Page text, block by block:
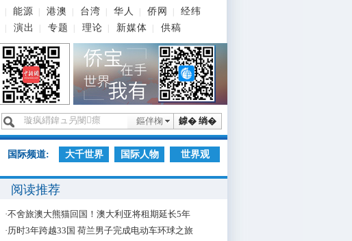
能源 港澳 台湾 华人 侨网
经纬
演出 专题 理论 新媒体 供稿
鎼� 绱�
鏂伴椈
国际频道: 大千世界 国际人物 世界观
阅读推荐
·不舍旅澳大熊猫回国！澳大利亚将租期延长5年
·历时3年跨越33国 荷兰男子完成电动车环球之旅